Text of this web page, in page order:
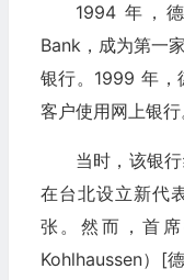
1994 年，
Bank，成为第一
银行。1999 年，
客户使用网上银行
当时，该银
在台北设立新代
张。然而，首
Kohlhaussen）[